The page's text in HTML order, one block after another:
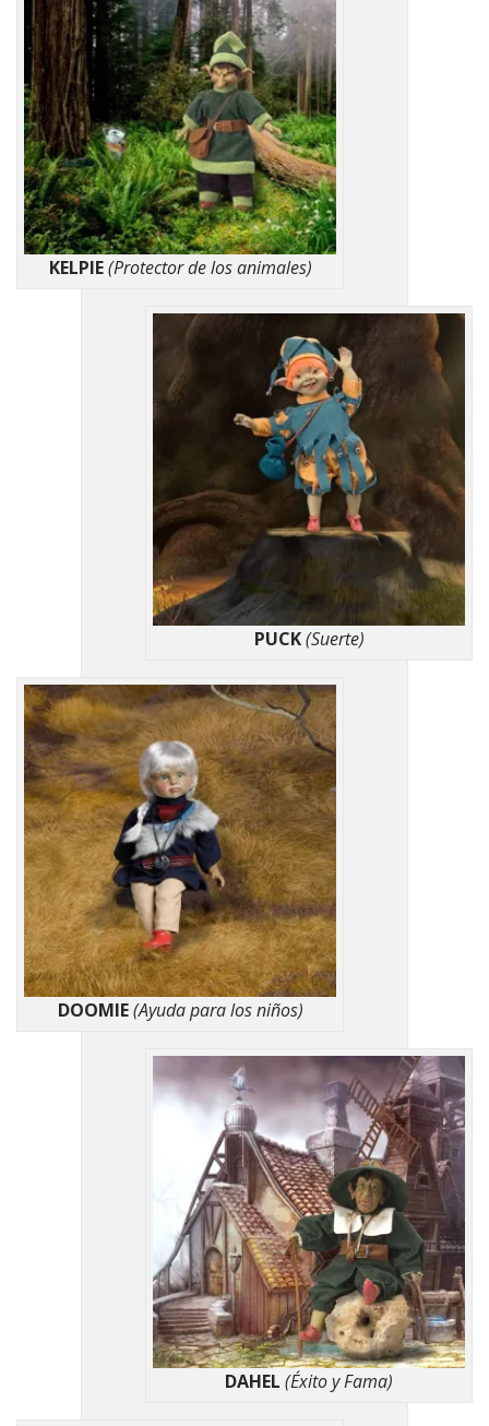
KELPIE (Protector de los animales)
PUCK (Suerte)
DOOMIE (Ayuda para los niños)
DAHEL (Éxito y Fama)